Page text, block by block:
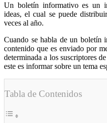
Un boletín informativo es un
ideas, el cual se puede
veces al año.
Cuando se habla de un boletín
contenido que es enviado por
determinada a los suscriptores
este es informar sobre un tema
Tabla de Contenidos